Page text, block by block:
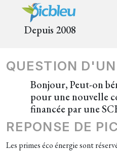
Depuis 2008
QUESTION
Bonjour, Peut-on
pour une nouvelle
financée par une
REPONSE DE
Les primes éco énergie sont